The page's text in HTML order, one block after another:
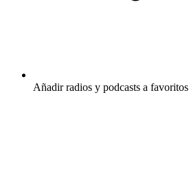
Añadir radios y podcasts a favoritos